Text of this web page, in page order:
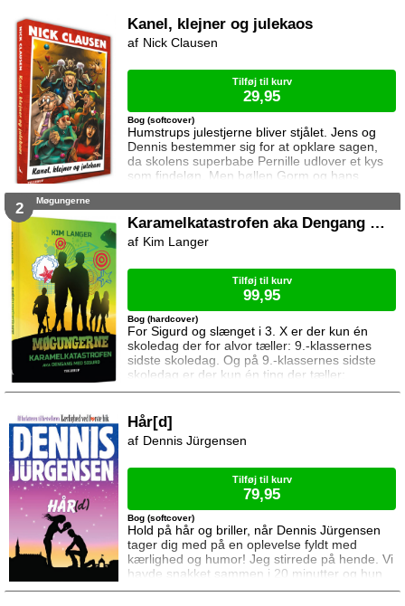
det er noget med ildkugler, stennæver, ninja-
moves, sværd og ... Nej, det er sgu nok lettest
du bare læser den selv! Men den er fed!
Kanel, klejner og julekaos
Humstrups julestjerne bliver stjålet. Jens og
Dennis bestemmer sig for at opklare sagen,
da skolens superbabe Pernille udlover et kys
som findeløn. Men bøllen Gorm og hans
kumpaner gør ikke livet nemt for de to venner.
har hugget mere end blot en stjerne. Det lader
til at selve Humstrups jul står på spil ...
Bog (softcover)
Nick Clausen
Tilføj til kurv
29,95
2 Møgungerne
Karamelkatastrofen aka Dengang med Sigurd
For Sigurd og slænget i 3. X er der kun én
skoledag der for alvor tæller: 9.-klassernes
sidste skoledag. Og på 9.-klassernes sidste
skoledag er der kun én ting der tæller:
karameller. Big Ben, Toffees, Werthers,
Sigurd og slænget vil have fat i dem alle
sammen. De har bogstavelig talt tænkt sig at
støvsuge skolen for karameller og har lagt ikke
Bog (hardcover)
Kim Langer
Tilføj til kurv
99,95
Hår[d]
Hold på hår og briller, når Dennis Jürgensen
tager dig med på en oplevelse fyldt med
kærlighed og humor! Jeg stirrede på hende. Vi
havde snakket sammen i 20 minutter og hun
var allerede i fuld gang med at bage på mig.
Bog (softcover)
Dennis Jürgensen
Tilføj til kurv
79,95